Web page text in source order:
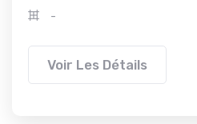
-
Voir Les Détails